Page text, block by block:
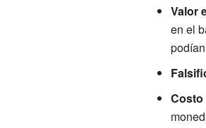
Valor
en el
Costo